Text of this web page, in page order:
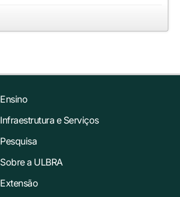
Ensino
Infraestrutura e Serviços
Pesquisa
Sobre a ULBRA
Extensão